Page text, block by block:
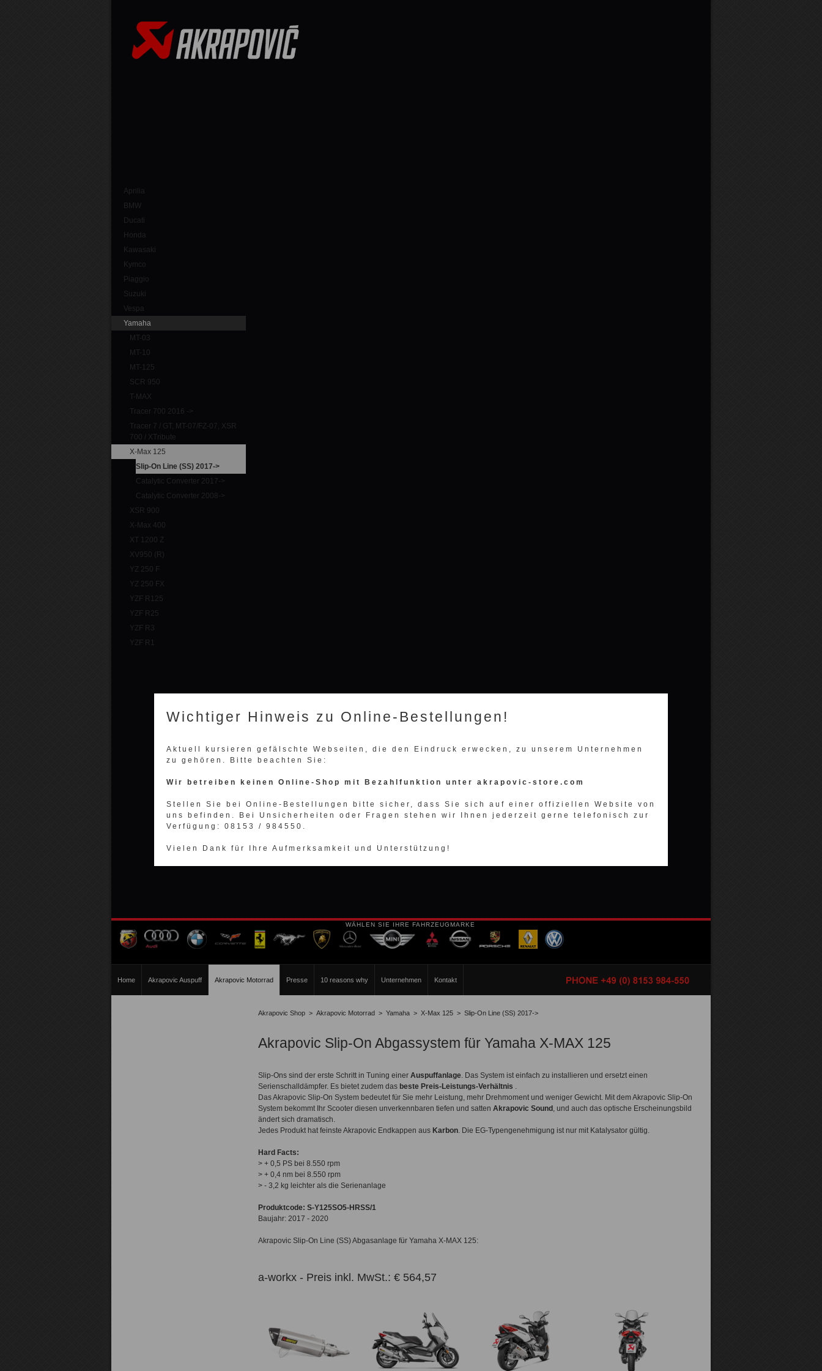
WÄHLEN SIE IHRE FAHRZEUGMARKE
Home Akrapovic Auspuff Akrapovic Motorrad Presse 10 reasons why Unternehmen Kontakt
Aprilia
BMW
Ducati
Honda
Kawasaki
Kymco
Piaggio
Suzuki
Vespa
Yamaha
MT-03
MT-10
MT-125
SCR 950
T-MAX
Tracer 700 2016 ->
Tracer 7 / GT, MT-07/FZ-07, XSR
700 / XTribute
X-Max 125
Slip-On Line (SS) 2017->
Catalytic Converter 2017->
Catalytic Converter 2008->
XSR 900
X-Max 400
XT 1200 Z
XV950 (R)
YZ 250 F
YZ 250 FX
YZF R125
YZF R25
YZF R3
YZF R1
Akrapovic Shop > Akrapovic Motorrad > Yamaha > X-Max 125 > Slip-On Line (SS) 2017->
Akrapovic Slip-On Abgassystem für Yamaha X-MAX 125
Slip-Ons sind der erste Schritt in Tuning einer Auspuffanlage. Das System ist einfach zu installieren und ersetzt einen
Serienschalldämpfer. Es bietet zudem das beste Preis-Leistungs-Verhältnis .
Das Akrapovic Slip-On System bedeutet für Sie mehr Leistung, mehr Drehmoment und weniger Gewicht. Mit dem Akrapovic Slip-On
System bekommt Ihr Scooter diesen unverkennbaren tiefen und satten Akrapovic Sound , und auch das optische Erscheinungsbild
ändert sich dramatisch.
Jedes Produkt hat feinste Akrapovic Endkappen aus Karbon. Die EG-Typengenehmigung ist nur mit Katalysator gültig.
Hard Facts:
> + 0,5 PS bei 8.550 rpm
> + 0,4 nm bei 8.550 rpm
> - 3,2 kg leichter als die Serienanlage
Produktcode: S-Y125SO5-HRSS/1
Baujahr: 2017 - 2020
Akrapovic Slip-On Line (SS) Abgasanlage für Yamaha X-MAX 125:
a-workx - Preis inkl. MwSt.: € 564,57
Wichtiger Hinweis zu Online-Bestellungen!
Aktuell kursieren gefälschte Webseiten, die den Eindruck erwecken, zu unserem Unternehmen
zu gehören. Bitte beachten Sie:
Wir betreiben keinen Online-Shop mit Bezahlfunktion unter akrapovic-store.com
Stellen Sie bei Online-Bestellungen bitte sicher, dass Sie sich auf einer offiziellen Website von
uns befinden. Bei Unsicherheiten oder Fragen stehen wir Ihnen jederzeit gerne telefonisch zur
Verfügung: 08153 / 984550.
Vielen Dank für Ihre Aufmerksamkeit und Unterstützung!